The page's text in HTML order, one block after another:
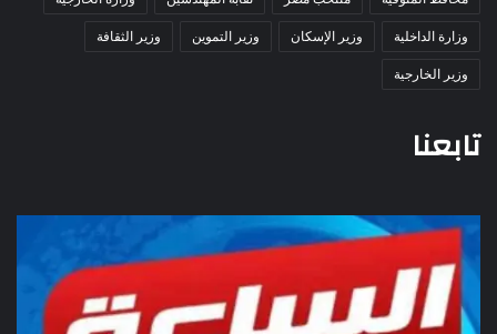
وزارة الداخلية
وزير الإسكان وزير التموين
وزير الثقافة
وزير الخارجية
تابعنا